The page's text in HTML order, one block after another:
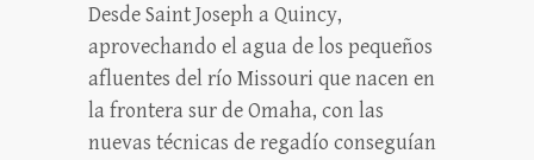
Desde Saint Joseph a Quincy,
aprovechando el agua de los pequeños
afluentes del río Missouri que nacen en
la frontera sur de Omaha, con las
nuevas técnicas de regadío conseguían